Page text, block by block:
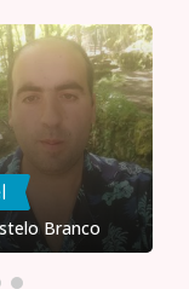
Branco